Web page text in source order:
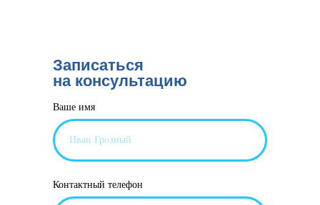
Ваше имя
Контактный телефон
Записаться
на консультацию